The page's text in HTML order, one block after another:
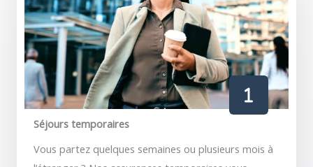
Séjours temporaires
Vous partez quelques semaines ou plusieurs mois à